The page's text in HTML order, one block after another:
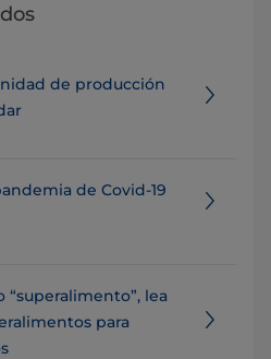
de producción
de Covid-19
“superalimento”, lea
para